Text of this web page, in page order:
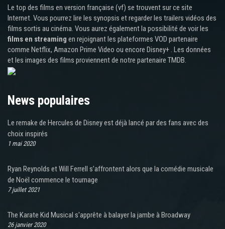
Le top des films en version française (vf) se trouvent sur ce site
Internet. Vous pourrez lire les synopsis et regarder les trailers vidéos des
films sortis au cinéma. Vous aurez également la possibilité de voir les
films en streaming en rejoignant les plateformes VOD partenaire
comme Netflix, Amazon Prime Video ou encore Disney+ . Les données
et les images des films proviennent de notre partenaire TMDB.
News populaires
Le remake de Hercules de Disney est déjà lancé par des fans avec des
choix inspirés
1 mai 2020
Ryan Reynolds et Will Ferrell s’affrontent alors que la comédie musicale
de Noël commence le tournage
7 juillet 2021
The Karate Kid Musical s'apprête à balayer la jambe à Broadway
26 janvier 2020